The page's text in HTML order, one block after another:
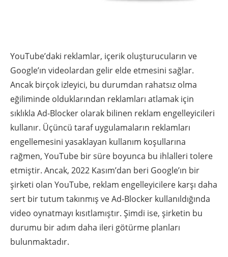
YouTube’daki reklamlar, içerik oluşturucuların ve
Google’ın videolardan gelir elde etmesini sağlar.
Ancak birçok izleyici, bu durumdan rahatsız olma
eğiliminde olduklarından reklamları atlamak için
sıklıkla Ad-Blocker olarak bilinen reklam engelleyicileri
kullanır. Üçüncü taraf uygulamaların reklamları
engellemesini yasaklayan kullanım koşullarına
rağmen, YouTube bir süre boyunca bu ihlalleri tolere
etmiştir. Ancak, 2022 Kasım’dan beri Google’ın bir
şirketi olan YouTube, reklam engelleyicilere karşı daha
sert bir tutum takınmış ve Ad-Blocker kullanıldığında
video oynatmayı kısıtlamıştır. Şimdi ise, şirketin bu
durumu bir adım daha ileri götürme planları
bulunmaktadır.